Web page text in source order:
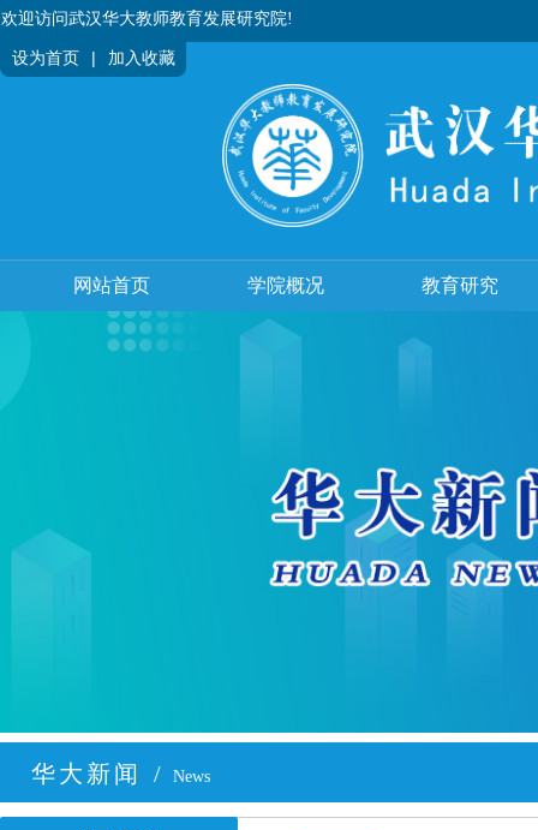
欢迎访问武汉华大教师教育发展研究院!
设为首页 | 加入收藏
网站首页 学院概况 教育研究
华大新闻 / News